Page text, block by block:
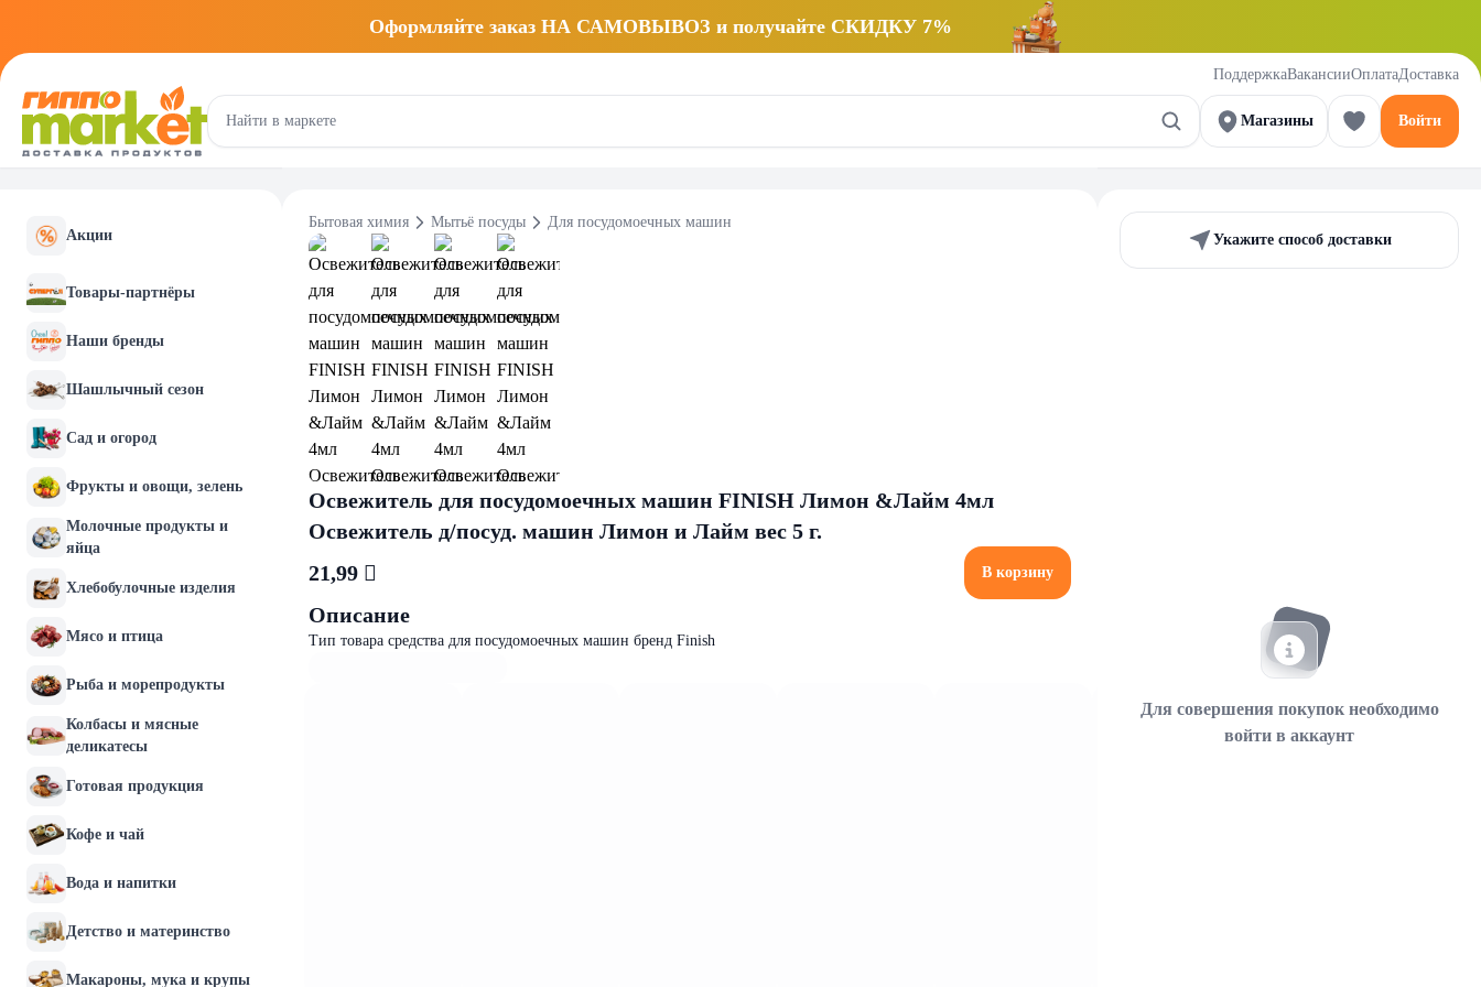
Оформляйте заказ НА САМОВЫВОЗ и получайте СКИДКУ 7%
ПоддержкаВакансииОплатаДоставка
Магазины Войти
Акции
Товары-партнёры
Наши бренды
Шашлычный сезон
Сад и огород
Фрукты и овощи, зелень
Молочные продукты и
яйца
Хлебобулочные изделия
Мясо и птица
Рыба и морепродукты
Колбасы и мясные
деликатесы
Готовая продукция
Кофе и чай
Вода и напитки
Детство и материнство
Макароны, мука и крупы
Бытовая химия Мытьё посуды Для посудомоечных машин
Освежитель для посудомоечных машин FINISH Лимон &Лайм 4мл
Освежитель д/посуд. машин Лимон и Лайм вес 5 г.
21,99 
В корзину
Описание
Тип товара средства для посудомоечных машин бренд Finish
Укажите способ доставки
Для совершения покупок необходимо
войти в аккаунт